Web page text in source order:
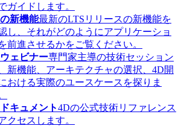
ガイドします。
新機能最新のLTSリリースの新機能を
し、それがどのようにアプリケーショ
前進させるかをご覧ください。
ェビナー専門家主導の技術セッション
新機能、アーキテクチャの選択、4D開
おける実際のユースケースを探りま
キュメント4Dの公式技術リファレンス
クセスします。